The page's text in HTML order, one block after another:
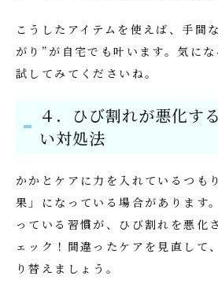
こうしたアイテムを使えば、手間
がり”が自宅でも叶います。気に
試してみてくださいね。
４．ひび割れが悪化す
い対処法
かかとケアに力を入れているつも
果」になっている場合があります
っている習慣が、ひび割れを悪化
ェック！間違ったケアを見直して
り替えましょう。